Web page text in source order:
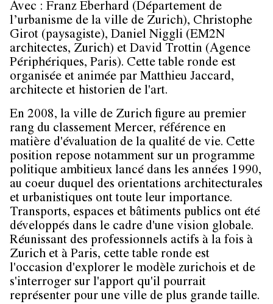
Avec : Franz Eberhard (Département de
l’urbanisme de la ville de Zurich), Christophe
Girot (paysagiste), Daniel Niggli (EM2N
architectes, Zurich) et David Trottin (Agence
Périphériques, Paris). Cette table ronde est
organisée et animée par Matthieu Jaccard,
architecte et historien de l'art.
En 2008, la ville de Zurich figure au premier
rang du classement Mercer, référence en
matière d'évaluation de la qualité de vie. Cette
position repose notamment sur un programme
politique ambitieux lancé dans les années 1990,
au coeur duquel des orientations architecturales
et urbanistiques ont toute leur importance.
Transports, espaces et bâtiments publics ont été
développés dans le cadre d'une vision globale.
Réunissant des professionnels actifs à la fois à
Zurich et à Paris, cette table ronde est
l'occasion d'explorer le modèle zurichois et de
s'interroger sur l'apport qu'il pourrait
représenter pour une ville de plus grande taille.